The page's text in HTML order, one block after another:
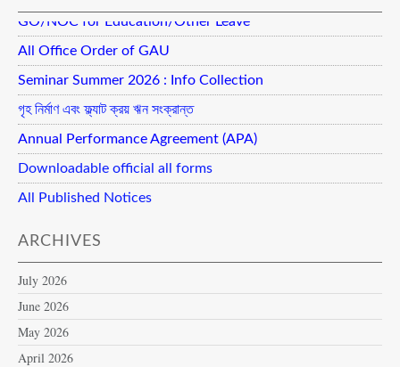
GO/NOC for Education/Other Leave
All Office Order of GAU
Seminar Summer 2026 : Info Collection
গৃহ নির্মাণ এবং ফ্ল্যাট ক্রয় ঋন সংক্রান্ত
Annual Performance Agreement (APA)
Downloadable official all forms
All Published Notices
ARCHIVES
July 2026
June 2026
May 2026
April 2026